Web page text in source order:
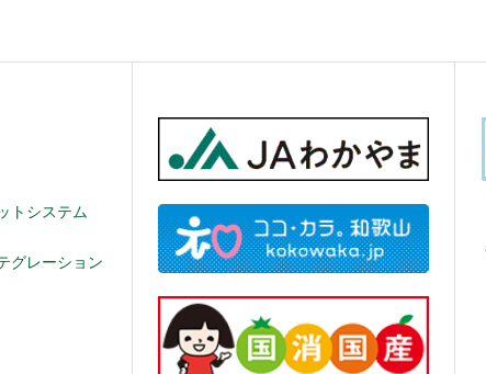
トシステム
グレーション